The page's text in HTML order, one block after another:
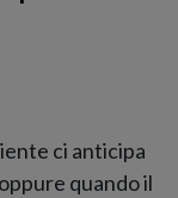
ci anticipa
quando il